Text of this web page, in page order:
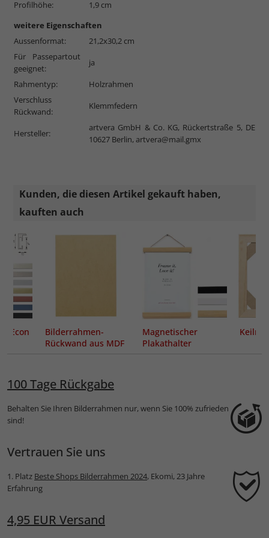
Profilhöhe:
1,9 cm
weitere Eigenschaften
Aussenformat:
21,2x30,2 cm
Für Passepartout
geeignet:
ja
Rahmentyp:
Holzrahmen
Verschluss
Rückwand:
Klemmfedern
Hersteller:
artvera GmbH & Co. KG, Rückertstraße 5, DE
10627 Berlin,artvera@mail.gmx
Kunden, die diesen Artikel gekauft haben,
kauften auch
Econ
Bilderrahmen-
Rückwand aus MDF
Magnetischer
Plakathalter
100 Tage Rückgabe
Behalten Sie Ihren Bilderrahmen nur, wenn Sie 100% zufrieden
sind!
Vertrauen Sie uns
1. Platz Beste Shops Bilderrahmen 2024, Ekomi, 23 Jahre
Erfahrung
4,95 EUR Versand